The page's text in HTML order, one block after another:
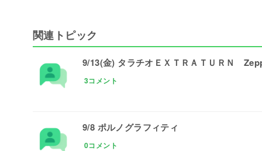
関連トピック
9/13(金) タラチオＥＸＴＲＡＴＵＲＮ
3コメント
9/8 ポルノグラフィティ
0コメント